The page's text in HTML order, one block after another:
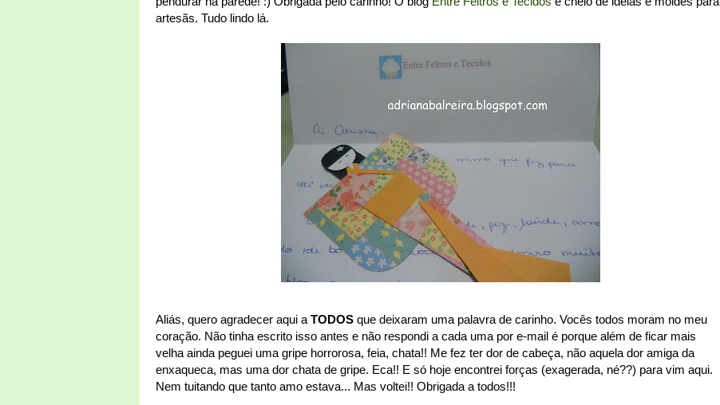
artesãs. Tudo lindo lá.
Aliás, quero agradecer aqui a TODOS que deixaram uma palavra de carinho. Vocês todos moram no meu
coração. Não tinha escrito isso antes e não respondi a cada uma por e-mail é porque além de ficar mais
velha ainda peguei uma gripe horrorosa, feia, chata!! Me fez ter dor de cabeça, não aquela dor amiga da
enxaqueca, mas uma dor chata de gripe. Eca!! E só hoje encontrei forças (exagerada, né??) para vim aqui.
Nem tuitando que tanto amo estava... Mas voltei!! Obrigada a todos!!!